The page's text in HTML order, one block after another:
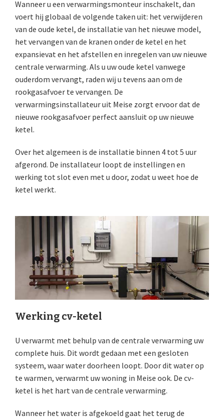
Wanneer u een verwarmingsmonteur inschakelt, dan
voert hij globaal de volgende taken uit: het verwijderen
van de oude ketel, de installatie van het nieuwe model,
het vervangen van de kranen onder de ketel en het
expansievat en het afstellen en inregelen van uw nieuwe
centrale verwarming. Als u uw oude ketel vanwege
ouderdom vervangt, raden wij u tevens aan om de
rookgasafvoer te vervangen. De
verwarmingsinstallateur uit Meise zorgt ervoor dat de
nieuwe rookgasafvoer perfect aansluit op uw nieuwe
ketel.
Over het algemeen is de installatie binnen 4 tot 5 uur
afgerond. De installateur loopt de instellingen en
werking tot slot even met u door, zodat u weet hoe de
ketel werkt.
Werking cv-ketel
U verwarmt met behulp van de centrale verwarming uw
complete huis. Dit wordt gedaan met een gesloten
systeem, waar water doorheen loopt. Door dit water op
te warmen, verwarmt uw woning in Meise ook. De cv-
ketel is het hart van de centrale verwarming.
Wanneer het water is afgekoeld gaat het terug de